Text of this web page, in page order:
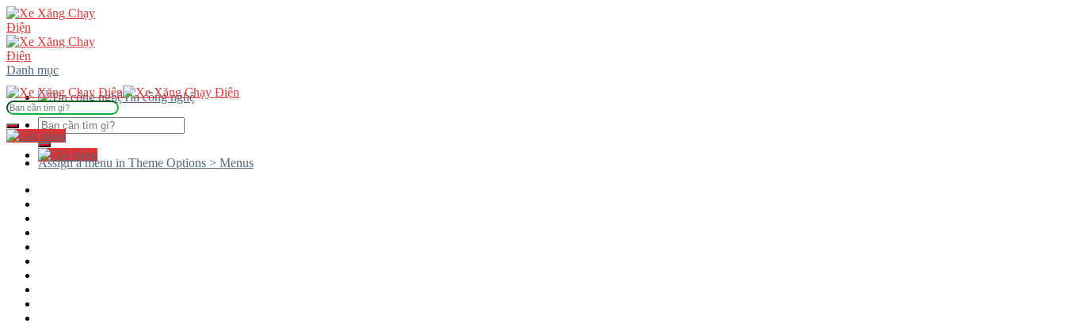
Skip
to
content
Danh mục
Tin công nghệ
Tìm
kiếm:
Tìm
Assign a menu in Theme Options > Menus